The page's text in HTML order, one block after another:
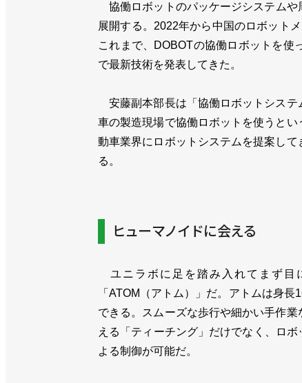
協働ロボットのパッケージシステムや
展開する。2022年から中国のロボット
これまで、DOBOTの協働ロボットを使
で最新技術を発表してきた。
安藤副本部長は「協働ロボットシステ
車の製造現場で協働ロボットを使うと
動車業界にロボットシステムを提案し
る。
ヒューマノイドに会える
ユニラボに足を踏み入れてまず目
「ATOM（アトム）」だ。アトムは身
できる。スムーズな歩行や細かい手作
える「ティーチング」だけでなく、ロ
よる制御が可能だ。